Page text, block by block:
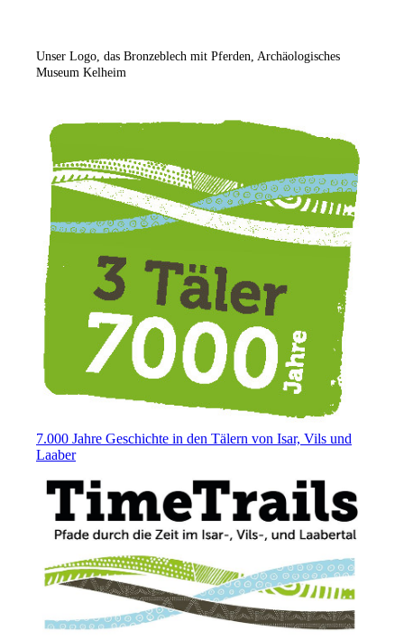
Unser Logo, das Bronzeblech mit Pferden, Archäologisches
Museum Kelheim
7.000 Jahre Geschichte in den Tälern von Isar, Vils und
Laaber